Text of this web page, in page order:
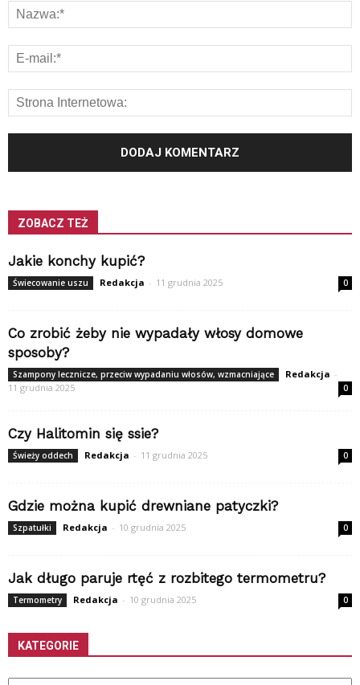
ZOBACZ TEŻ
Jakie konchy kupić?
Świecowanie uszu Redakcja - 11 grudnia 2025 0
Co zrobić żeby nie wypadały włosy domowe
sposoby?
Szampony lecznicze, przeciw wypadaniu włosów, wzmacniające Redakcja -
11 grudnia 2025
0
Czy Halitomin się ssie?
Świeży oddech Redakcja - 11 grudnia 2025 0
Gdzie można kupić drewniane patyczki?
Szpatułki Redakcja - 10 grudnia 2025 0
Jak długo paruje rtęć z rozbitego termometru?
Termometry Redakcja - 10 grudnia 2025 0
KATEGORIE
Kategorie